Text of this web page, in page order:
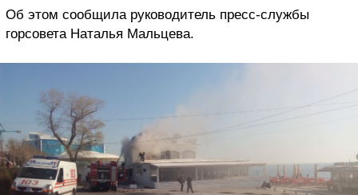
Об этом сообщила руководитель пресс-службы
горсовета Наталья Мальцева.